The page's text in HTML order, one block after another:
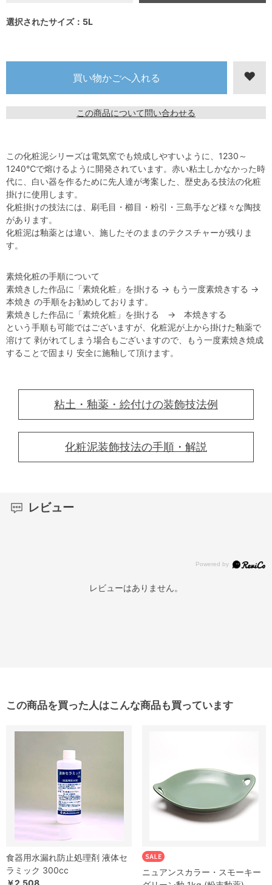
選択されたサイズ：5L
この商品について問い合わせる
この化粧泥シリーズは電気窯でも焼成しやすいように、1230～
1240℃で熔けるように開発されています。赤い粘土しかなかった時
代に、白い器を作るために先人達が考案した、歴史ある技法の化粧
掛けに使用します。
化粧掛けの技法には、刷毛目・櫛目・粉引・三島手など様々な陶技
があります。
化粧泥は釉薬とは違い、施したそのままのテクスチャーが残りま
す。
素焼化粧の手順について
素焼きした作品に「素焼化粧」を掛ける → もう一度素焼きする →
本焼き の手順をお勧めしております。
素焼きした作品に「素焼化粧」を掛ける → 本焼きする
という手順も可能ではございますが、化粧泥が上から掛けた釉薬で
溶けて 剥がれてしまう場合もございますので、もう一度素焼き焼成
することで固まり 安全に施釉して頂けます。
粘土・釉薬・絵付けの装飾技法例
化粧泥装飾技法の手順・解説
レビュー
レビューはありません。
この商品を買った人はこんな商品も買っています
食器用水漏れ防止処理剤 液体セ
ラミック 300cc
ニュアンスカラー・スモーキー